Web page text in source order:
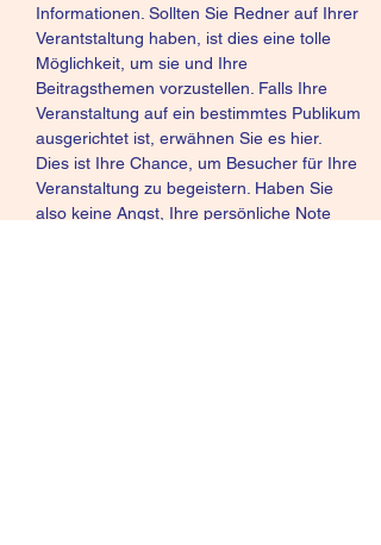
Informationen. Sollten Sie Redner auf Ihrer
Verantstaltung haben, ist dies eine tolle
Möglichkeit, um sie und Ihre
Beitragsthemen vorzustellen. Falls Ihre
Veranstaltung auf ein bestimmtes Publikum
ausgerichtet ist, erwähnen Sie es hier.
Dies ist Ihre Chance, um Besucher für Ihre
Veranstaltung zu begeistern. Haben Sie
also keine Angst, Ihre persönliche Note